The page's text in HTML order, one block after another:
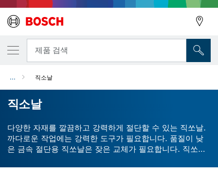
제품 검색
... 직소날
직소날
다양한 자재를 깔끔하고 강력하게 절단할 수 있는 직쏘날.
까다로운 작업에는 강력한 도구가 필요합니다. 품질이 낮
은 금속 절단용 직쏘날은 잦은 교체가 필요합니다. 직쏘날
지 확인해야 합니다. 당사의 EXPERT 직쏘날에는 카바이드